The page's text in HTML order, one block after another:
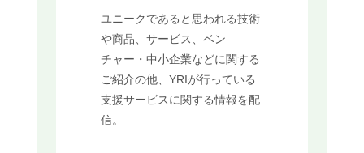
ユニークであると思われる技術
や商品、サービス、ベン
チャー・中小企業などに関する
ご紹介の他、YRIが行っている
支援サービスに関する情報を配
信。